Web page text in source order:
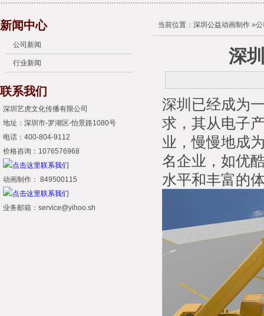
新闻中心
公司新闻
行业新闻
联系我们
深圳艺虎文化传播有限公司
地址：深圳市-罗湖区-怡景路1080号
电话：400-804-9112
价格咨询：1076576968
动画制作： 849500115
业务邮箱：service@yihoo.sh
当前位置： 深圳公益动画制作 »
深
深圳已经成为
求，其从电子
业，慢慢地成
名企业，如优
水平和丰富的